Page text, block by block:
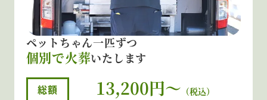
ペットちゃん一匹ずつ
個別で火葬いたします
総額 13,200円～ （税込）